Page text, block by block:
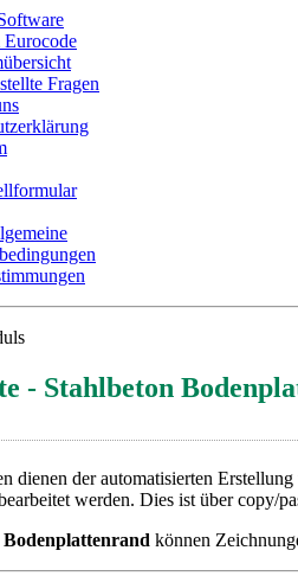
Fragen
- Stahlbeton
dienen der automatisierten
werden. Dies ist über copy/
Bodenplattenrand können